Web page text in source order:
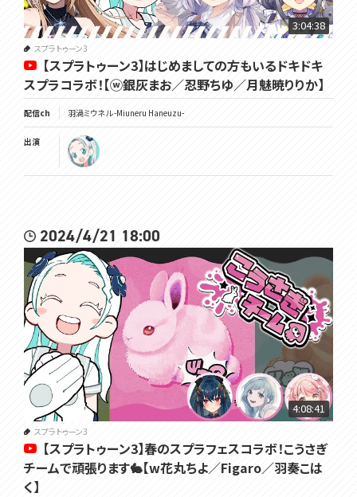
3:04:38
スプラトゥーン3
【スプラトゥーン3】はじめましての方もいるドキドキ
スプラコラボ！【ⓦ銀灰まお／忍野ちゆ／月魅暁りりか】
配信ch 羽渦ミウネル -Miuneru Haneuzu-
出演
2024/4/21 18:00
4:08:41
スプラトゥーン3
【スプラトゥーン3】春のスプラフェスコラボ！こうさぎ
チームで頑張ります🐇【w花丸ちよ／Figaro／羽奏こは
く】